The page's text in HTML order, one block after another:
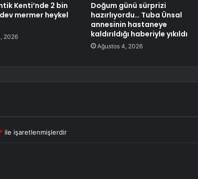
Kenti’nde 2 bin
dev mermer heykel
2026
Doğum günü sürprizi
hazırlıyordu… Tuba Ünsal
annesinin hastaneye
kaldırıldığı haberiyle yıkıldı
Ağustos 4, 2026
* ile işaretlenmişlerdir